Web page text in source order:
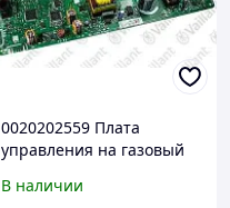
0020202559 Плата
управления на газовый
turboTEC Pro/Plus
В наличии